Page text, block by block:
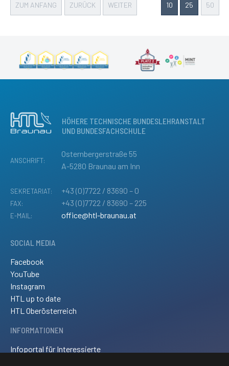
ZUM ANFANG
ZURÜCK WEITER
10
25 50
HÖHERE TECHNISCHE BUNDESLEHRANSTALT
UND BUNDESFACHSCHULE
ANSCHRIFT:
Osternbergerstraße 55
A-5280 Braunau am Inn
SEKRETARIAT: +43 (0)7722 / 83690 – 0
FAX: +43 (0)7722 / 83690 – 225
E-MAIL: office@htl-braunau.at
SOCIAL MEDIA
Facebook
YouTube
Instagram
HTL up to date
HTL Oberösterreich
INFORMATIONEN
Infoportal für Interessierte